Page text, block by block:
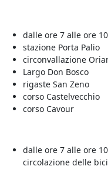
dalle ore 7 alle ore
stazione Porta Palio
circonvallazione
Largo Don Bosco
rigaste San Zeno
corso Castelvecchio
corso Cavour
dalle ore 7 alle ore
circolazione delle